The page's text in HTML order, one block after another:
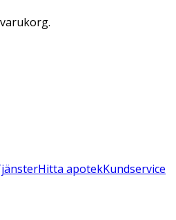
Hitta apotekKundservice